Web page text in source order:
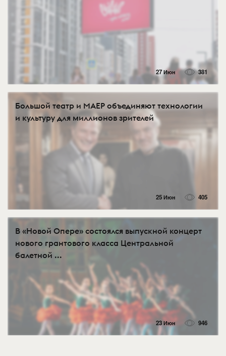
27 Июн 381
Большой театр и МАЕР объединяют технологии
и культуру для миллионов зрителей
25 Июн 405
В «Новой Опере» состоялся выпускной концерт
нового грантового класса Центральной
балетной ...
23 Июн 946